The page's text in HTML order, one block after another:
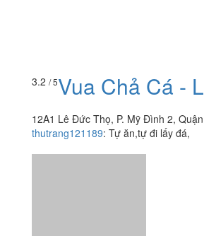
12A1 Lê Đức Thọ, P. Mỹ Đình 2,